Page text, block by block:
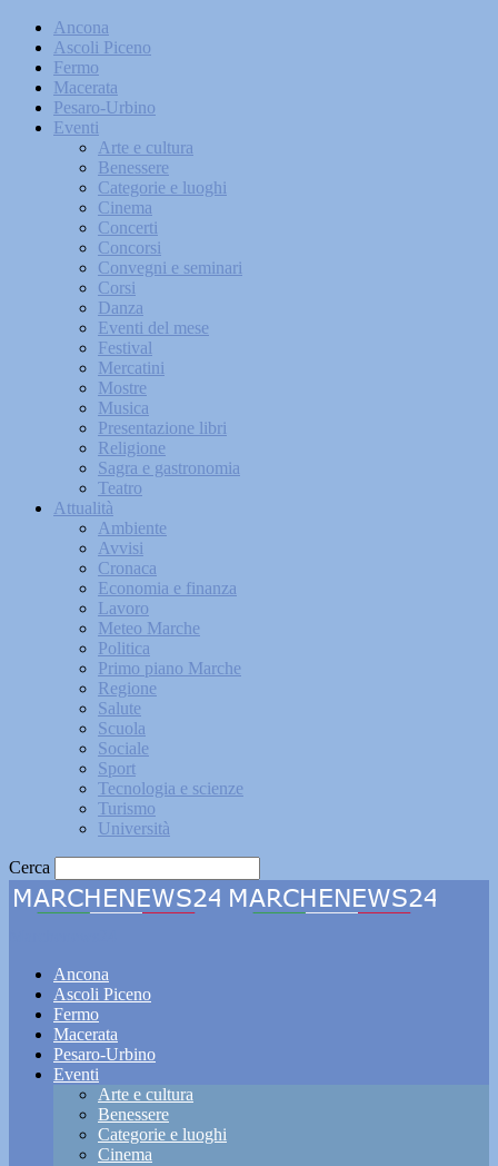
Ancona
Ascoli Piceno
Fermo
Macerata
Pesaro-Urbino
Eventi
Arte e cultura
Benessere
Categorie e luoghi
Cinema
Concerti
Concorsi
Convegni e seminari
Corsi
Danza
Eventi del mese
Festival
Mercatini
Mostre
Musica
Presentazione libri
Religione
Sagra e gastronomia
Teatro
Attualità
Ambiente
Avvisi
Cronaca
Economia e finanza
Lavoro
Meteo Marche
Politica
Primo piano Marche
Regione
Salute
Scuola
Sociale
Sport
Tecnologia e scienze
Turismo
Università
Cerca
Ancona
Ascoli Piceno
Fermo
Macerata
Pesaro-Urbino
Eventi
Arte e cultura
Benessere
Categorie e luoghi
Cinema